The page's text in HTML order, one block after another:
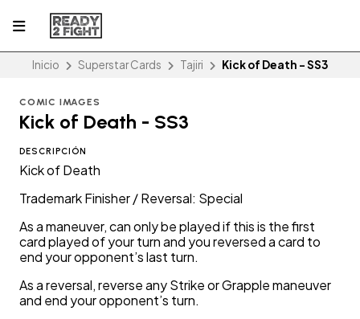
Inicio Superstar Cards Tajiri Kick of Death - SS3
COMIC IMAGES
Kick of Death - SS3
DESCRIPCIÓN
Kick of Death
Trademark Finisher / Reversal: Special
As a maneuver, can only be played if this is the first
card played of your turn and you reversed a card to
end your opponent’s last turn.
As a reversal, reverse any Strike or Grapple maneuver
and end your opponent’s turn.